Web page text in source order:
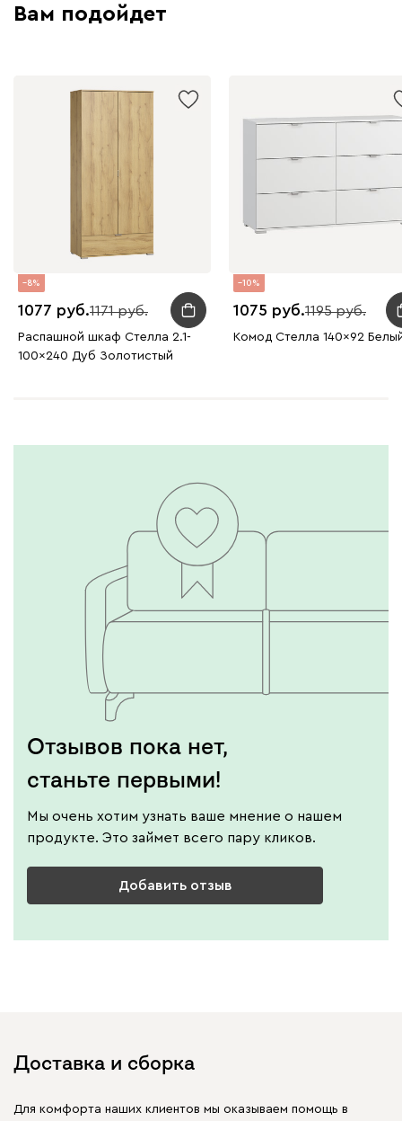
Вам подойдет
8
1077 1171
Распашной шкаф Стелла 2.1-
100x240 Дуб Золотистый
10
1075 1195
Комод Стелла 140x92
Отзывов пока нет,
станьте первыми!
Мы очень хотим узнать ваше мнение о нашем
продукте. Это займет всего пару кликов.
Добавить отзыв
Доставка и сборка
Для комфорта наших клиентов мы оказываем помощь в